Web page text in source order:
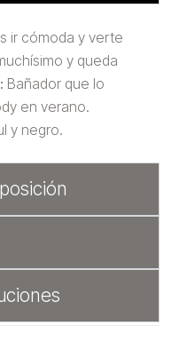
ir cómoda y verte
y queda
Bañador que lo
en verano.
y negro.